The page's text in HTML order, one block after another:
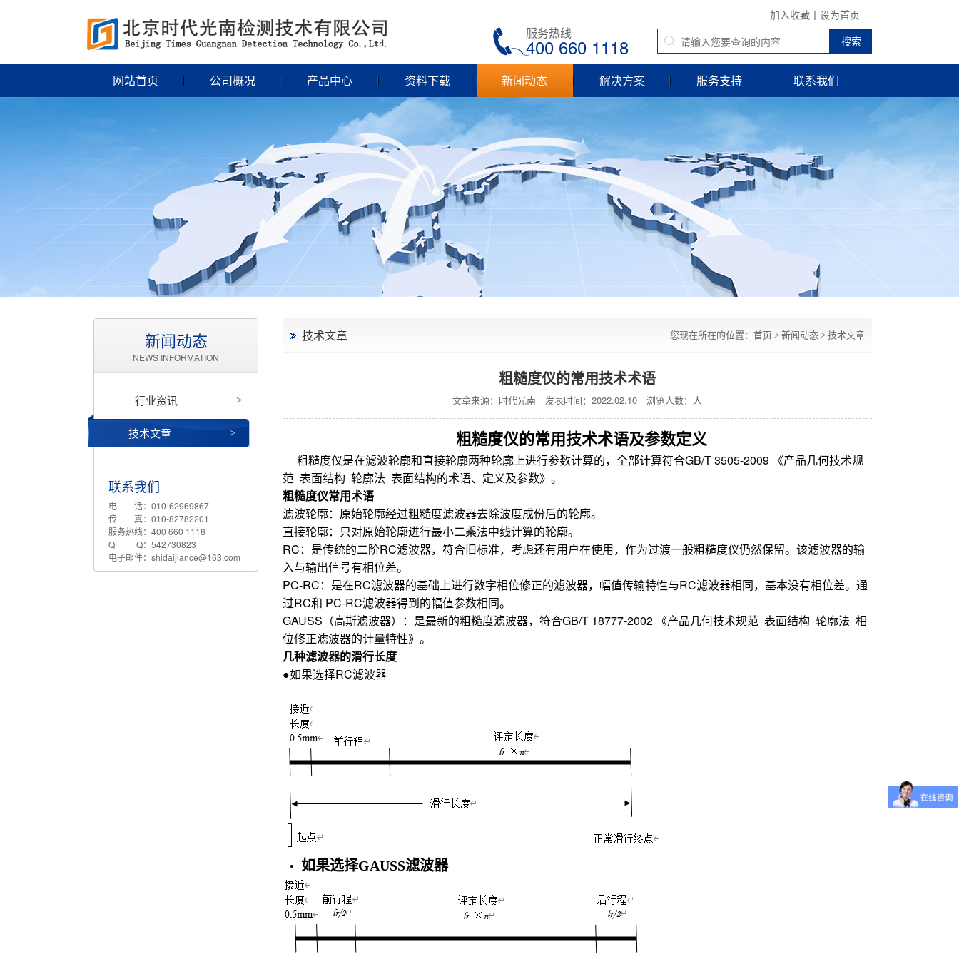
加入收藏 丨 设为首页
服务热线
400 660 1118
网站首页 公司概况 产品中心 资料下载 新闻动态 解决方案 服务支持 联系我们
技术文章 您现在所在的位置： 首页 > 新闻动态 > 技术文章
粗糙度仪的常用技术术语
文章来源：时代光南 发表时间：2022.02.10 浏览人数： 人
粗糙度仪的常用技术术语及参数定义
粗糙度仪是在滤波轮廓和直接轮廓两种轮廓上进行参数计算的，全部计算符合GB/T 3505-2009 《产品几何技术规
范 表面结构 轮廓法 表面结构的术语、定义及参数》。
粗糙度仪常用术语
滤波轮廓：原始轮廓经过粗糙度滤波器去除波度成份后的轮廓。
直接轮廓：只对原始轮廓进行最小二乘法中线计算的轮廓。
RC：是传统的二阶RC滤波器，符合旧标准，考虑还有用户在使用，作为过渡一般粗糙度仪仍然保留。该滤波器的输
入与输出信号有相位差。
PC-RC：是在RC滤波器的基础上进行数字相位修正的滤波器，幅值传输特性与RC滤波器相同，基本没有相位差。通
过RC和 PC-RC滤波器得到的幅值参数相同。
GAUSS（高斯滤波器）：是最新的粗糙度滤波器，符合GB/T 18777-2002 《产品几何技术规范 表面结构 轮廓法 相
位修正滤波器的计量特性》。
几种滤波器的滑行长度
●如果选择RC滤波器
如果选择GAUSS滤波器
新闻动态
NEWS INFORMATION
行业资讯 >
技术文章 >
联系我们
电 话：010-62969867
传 真：010-82782201
服务热线：400 660 1118
Q Q：542730823
电子邮件：shidaijiance@163.com